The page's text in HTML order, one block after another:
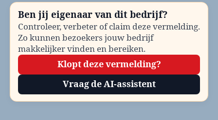
Telefoonnummer
en
contactinformatie
Ben jij eigenaar van dit bedrijf?
Controleer, verbeter of claim deze vermelding.
Zo kunnen bezoekers jouw bedrijf
makkelijker vinden en bereiken.
Klopt deze vermelding?
Vraag de AI-assistent